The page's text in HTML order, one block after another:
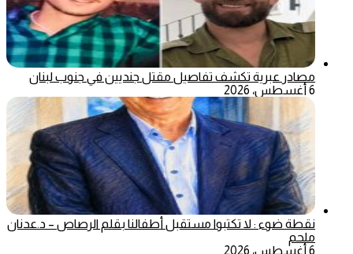
مصادر عبرية تكشف تفاصيل مقتل جنديين في جنوب لبنان
6 أغسطس، 2026
نقطة ضوء : لا تكتبوا مستقبل أطفالنا بقلم الرصاص – د.عدنان
ملحم
6 أغسطس، 2026